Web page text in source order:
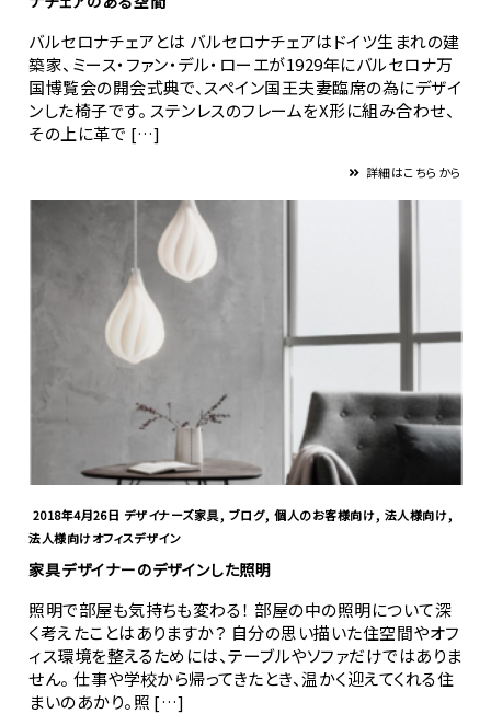
バルセロナチェアとは バルセロナチェアはドイツ生まれの建
築家、ミース・ファン・デル・ローエが1929年にバルセロナ万
国博覧会の開会式典で、スペイン国王夫妻臨席の為にデザイ
ンした椅子です。 ステンレスのフレームをX形に組み合わせ、
その上に革で […]
詳細はこちらから
2018年4月26日 デザイナーズ家具, ブログ,個人のお客様向け, 法人様向け,
法人様向けオフィスデザイン
家具デザイナーのデザインした照明
照明で部屋も気持ちも変わる！ 部屋の中の照明について深
く考えたことはありますか？ 自分の思い描いた住空間やオフ
ィス環境を整えるためには、テーブルやソファだけではありま
せん。 仕事や学校から帰ってきたとき、温かく迎えてくれる住
まいのあかり。照 […]